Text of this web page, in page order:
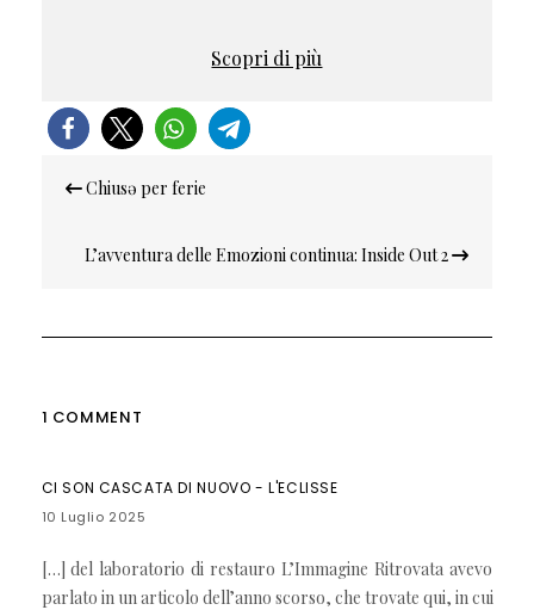
Scopri di più
Navigazione
Chiusə per ferie
L’avventura delle Emozioni continua: Inside Out 2
1 COMMENT
CI SON CASCATA DI NUOVO - L'ECLISSE
10 Luglio 2025
[…] del laboratorio di restauro L’Immagine Ritrovata avevo
parlato in un articolo dell’anno scorso, che trovate qui, in cui